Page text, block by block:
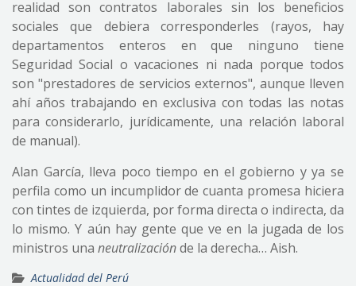
realidad son contratos laborales sin los beneficios
sociales que debiera corresponderles (rayos, hay
departamentos enteros en que ninguno tiene
Seguridad Social o vacaciones ni nada porque todos
son "prestadores de servicios externos", aunque lleven
ahí años trabajando en exclusiva con todas las notas
para considerarlo, jurídicamente, una relación laboral
de manual).
Alan García, lleva poco tiempo en el gobierno y ya se
perfila como un incumplidor de cuanta promesa hiciera
con tintes de izquierda, por forma directa o indirecta, da
lo mismo. Y aún hay gente que ve en la jugada de los
ministros una neutralizaciónde la derecha… Aish.
Actualidad del Perú